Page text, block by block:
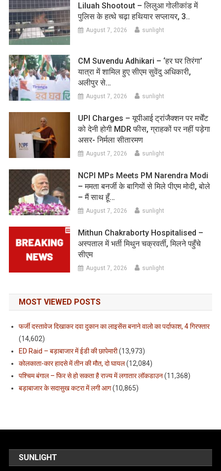
Liluah Shootout – लिलुआ गोलीकांड में
पुलिस के हत्थे चढ़ा हथियार सप्लायर, 3..
August 7, 2026 sunlight
CM Suvendu Adhikari – ‘हर घर तिरंगा’
यात्रा में शामिल हुए सीएम सुवेंदु अधिकारी,
अलीपुर से…
August 7, 2026 sunlight
UPI Charges – यूपीआई ट्रांजैक्शन पर मर्चेंट
को देनी होगी MDR फीस, ग्राहकों पर नहीं पड़ेगा
असर- निर्मला सीतारमण
August 7, 2026 sunlight
NCPI MPs Meets PM Narendra Modi
– ममता बनर्जी के बागियों से मिले पीएम मोदी, बोले
– मैं साथ हूँ…
August 7, 2026 sunlight
Mithun Chakraborty Hospitalised –
अस्पताल में भर्ती मिथुन चक्रवर्ती, मिलने पहुँचे
सीएम
August 7, 2026 sunlight
MOST VIEWED POSTS
फर्जी दस्तावेज दिखाकर दवा दुकान का लाइसेंस बनाने वालो का पर्दाफाश, 4 गिरफ्तार
(14,602)
ED Raid – बड़ाबाजार में ईडी की छापेमारी(13,973)
कोलकाता-कार हादसे में तीन की मौत, दो घायल(12,084)
पश्चिम बंगाल – फिर से हो सकता है राज्य में लगातार लॉकडाउन(11,368)
बड़ाबाजार के सदासुख कटरा में लगी आग(10,865)
SUNLIGHT